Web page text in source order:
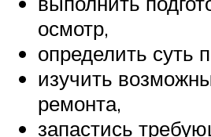
осмотр,
определить суть
изучить
ремонта,
запастись